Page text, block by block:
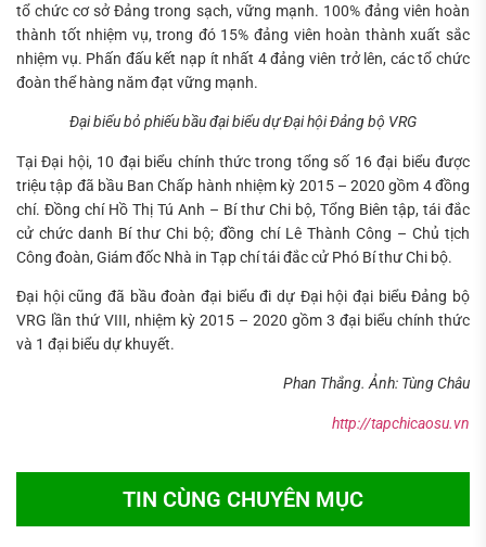
tổ chức cơ sở Đảng trong sạch, vững mạnh. 100% đảng viên hoàn
thành tốt nhiệm vụ, trong đó 15% đảng viên hoàn thành xuất sắc
nhiệm vụ. Phấn đấu kết nạp ít nhất 4 đảng viên trở lên, các tổ chức
đoàn thể hàng năm đạt vững mạnh.
Đại biểu bỏ phiếu bầu đại biểu dự Đại hội Đảng bộ VRG
Tại Đại hội, 10 đại biểu chính thức trong tổng số 16 đại biểu được
triệu tập đã bầu Ban Chấp hành nhiệm kỳ 2015 – 2020 gồm 4 đồng
chí. Đồng chí Hồ Thị Tú Anh – Bí thư Chi bộ, Tổng Biên tập, tái đắc
cử chức danh Bí thư Chi bộ; đồng chí Lê Thành Công – Chủ tịch
Công đoàn, Giám đốc Nhà in Tạp chí tái đắc cử Phó Bí thư Chi bộ.
Đại hội cũng đã bầu đoàn đại biểu đi dự Đại hội đại biểu Đảng bộ
VRG lần thứ VIII, nhiệm kỳ 2015 – 2020 gồm 3 đại biểu chính thức
và 1 đại biểu dự khuyết.
Phan Thắng. Ảnh: Tùng Châu
http://tapchicaosu.vn
TIN CÙNG CHUYÊN MỤC